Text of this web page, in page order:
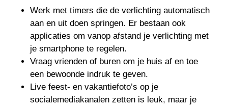
Werk met timers die de verlichting automatisch
aan en uit doen springen. Er bestaan ook
applicaties om vanop afstand je verlichting met
je smartphone te regelen.
Vraag vrienden of buren om je huis af en toe
een bewoonde indruk te geven.
Live feest- en vakantiefoto’s op je
socialemediakanalen zetten is leuk, maar je